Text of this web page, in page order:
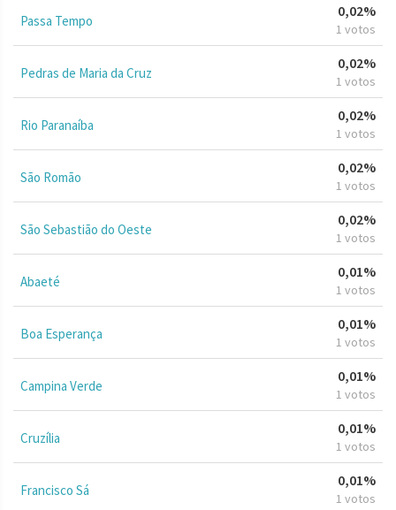
Passa Tempo
0,02%
1 votos
Pedras de Maria da Cruz
0,02%
1 votos
Rio Paranaíba
0,02%
1 votos
São Romão
0,02%
1 votos
São Sebastião do Oeste
0,02%
1 votos
Abaeté
0,01%
1 votos
Boa Esperança
0,01%
1 votos
Campina Verde
0,01%
1 votos
Cruzília
0,01%
1 votos
Francisco Sá
0,01%
1 votos